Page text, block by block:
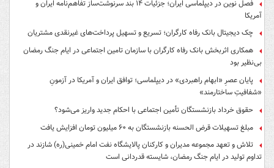
فصل نوین در دیپلماسی ایران؛ جزئیات ۱۴ بند سرنوشت‌ساز تفاهم‌نامه ایران و
آمریکا
چک دیجیتال بانک رفاه کارگران؛ تسریع و تسهیل پرداخت‌های غیرنقدی مشتریان
همکاری اثربخش بانک رفاه کارگران با سازمان تامین اجتماعی در ایام جنگ رمضان
بی‌نظیر بود
پایان عصرِ «ابهام راهبردی» در دیپلماسی؛ توافق ایران و آمریکا در آزمونِ
«شفافیتِ ساختارمند»
حقوق خرداد بازنشستگان تأمین اجتماعی با احکام جدید واریز می‌شود؟
مبلغ تسهیلات قرض الحسنه بازنشستگان به ۶۰ میلیون تومان افزایش یافت
تلاش و تعهد مجموعه مدیران و کارکنان پالایشگاه نفت امام خمینی(ره) شازند در
تداوم تولید در ایام جنگ رمضان، شایسته قدردانی است